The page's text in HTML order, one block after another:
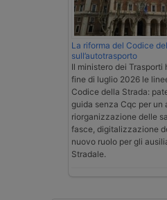
La riforma del Codice
sull’autotrasporto
Il ministero dei Trasporti
fine di luglio 2026 le
Codice della Strada:
guida senza Cqc per un
riorganizzazione delle
fasce, digitalizzazione
nuovo ruolo per gli
Stradale.